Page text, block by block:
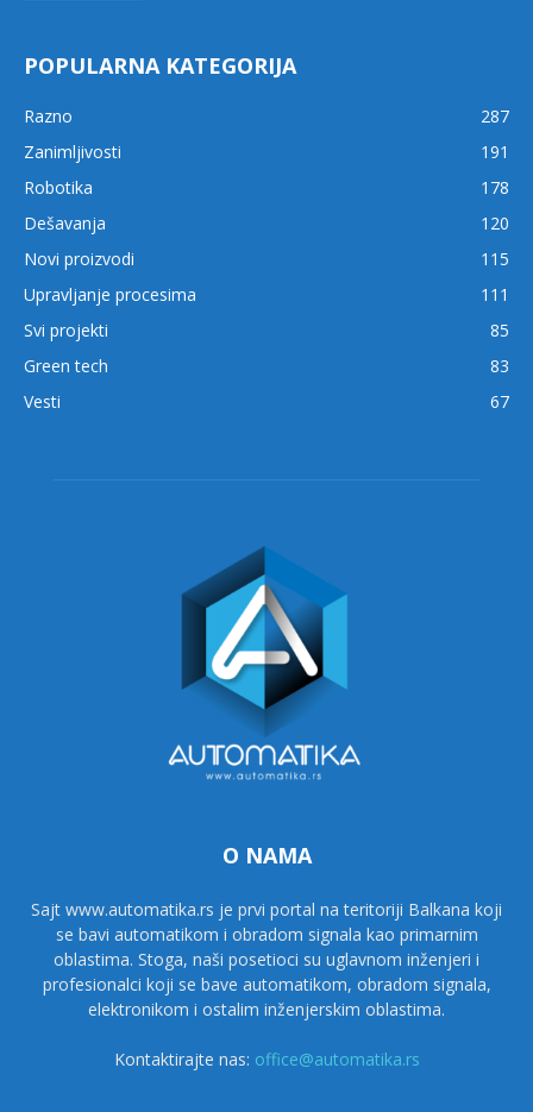
POPULARNA KATEGORIJA
Razno
287
Zanimljivosti
191
Robotika
178
Dešavanja
120
Novi proizvodi
115
Upravljanje procesima
111
Svi projekti
85
Green tech
83
Vesti
67
O NAMA
Sajt www.automatika.rs je prvi portal na teritoriji Balkana koji
se bavi automatikom i obradom signala kao primarnim
oblastima. Stoga, naši posetioci su uglavnom inženjeri i
profesionalci koji se bave automatikom, obradom signala,
elektronikom i ostalim inženjerskim oblastima.
Kontaktirajte nas: office@automatika.rs